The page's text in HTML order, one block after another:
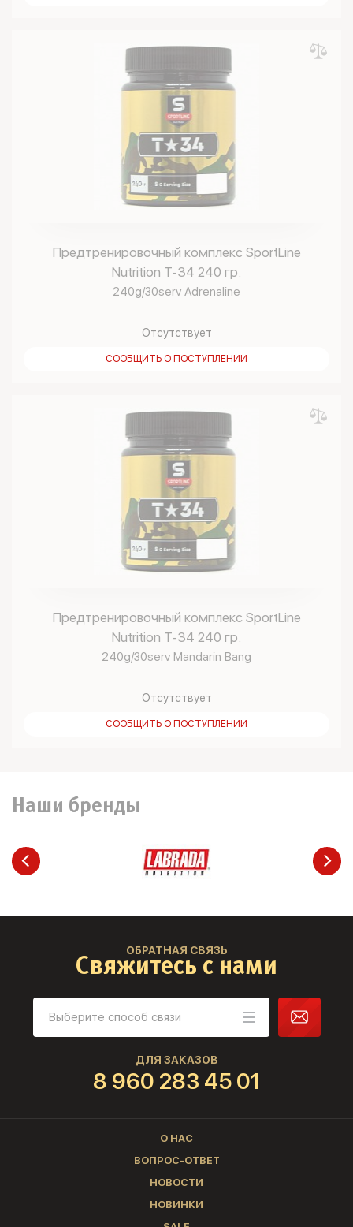
Предтренировочный комплекс SportLine
Nutrition T-34 240 гр.
240g/30serv Adrenaline
Отсутствует
СООБЩИТЬ О ПОСТУПЛЕНИИ
Предтренировочный комплекс SportLine
Nutrition T-34 240 гр.
240g/30serv Mandarin Bang
Отсутствует
СООБЩИТЬ О ПОСТУПЛЕНИИ
Наши бренды
ОБРАТНАЯ СВЯЗЬ
Свяжитесь с нами
ДЛЯ ЗАКАЗОВ
8 960 283 45 01
О НАС
ВОПРОС-ОТВЕТ
НОВОСТИ
НОВИНКИ